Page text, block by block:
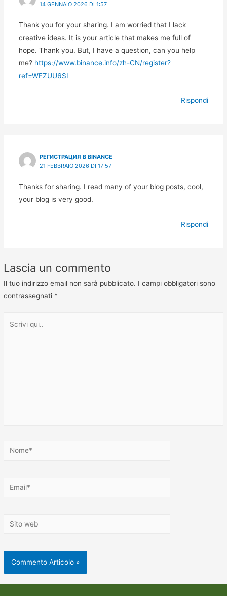
14 GENNAIO 2026 DI 1:57
Thank you for your sharing. I am worried that I lack
creative ideas. It is your article that makes me full of
hope. Thank you. But, I have a question, can you help
me? https://www.binance.info/zh-CN/register?
ref=WFZUU6SI
Rispondi
РЕГИСТРАЦИЯ В BINANCE
21 FEBBRAIO 2026 DI 17:57
Thanks for sharing. I read many of your blog posts, cool,
your blog is very good.
Rispondi
Lascia un commento
Il tuo indirizzo email non sarà pubblicato. I campi obbligatori sono
contrassegnati *